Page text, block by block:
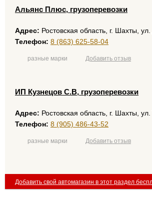
Альянс Плюс, грузоперевозки
Адрес: Ростовская область, г. Шахты,
Телефон: 8 (863) 625-58-04
разные марки Добавить отзыв
ИП Кузнецов С.В, грузоперевозки
Адрес: Ростовская область, г. Шахты,
Телефон: 8 (905) 486-43-52
разные марки Добавить отзыв
Добавить свой автомагазин в этот раздел